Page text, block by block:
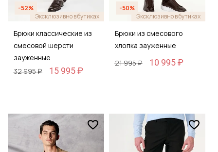
-52%
Эксклюзивно в бутиках
Брюки классические из
смесовой шерсти
зауженные
32 995 ₽
15 995 ₽
-50%
Эксклюзивно в бутиках
Брюки из смесового
хлопка зауженные
21 995 ₽
10 995 ₽